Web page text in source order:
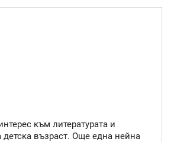
към литературата и
детска възраст. Още една нейна